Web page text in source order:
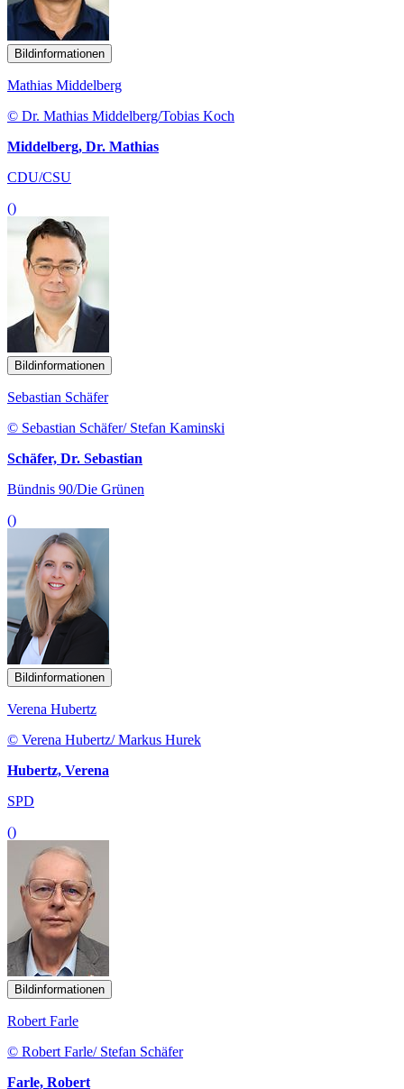
Bildinformationen
Mathias Middelberg
© Dr. Mathias Middelberg/Tobias Koch
Middelberg, Dr. Mathias
CDU/CSU
()
Bildinformationen
Sebastian Schäfer
© Sebastian Schäfer/ Stefan Kaminski
Schäfer, Dr. Sebastian
Bündnis 90/Die Grünen
()
Bildinformationen
Verena Hubertz
© Verena Hubertz/ Markus Hurek
Hubertz, Verena
SPD
()
Bildinformationen
Robert Farle
© Robert Farle/ Stefan Schäfer
Farle, Robert